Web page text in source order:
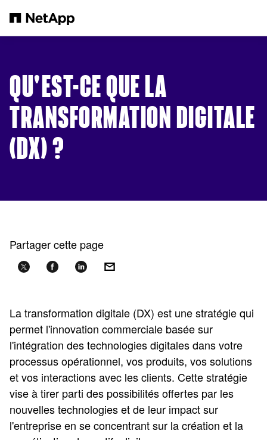
QU'EST-CE QUE LA
TRANSFORMATION DIGITALE
(DX) ?
Partager cette page
La transformation digitale (DX) est une stratégie qui
permet l'innovation commerciale basée sur
l'intégration des technologies digitales dans votre
processus opérationnel, vos produits, vos solutions
et vos interactions avec les clients. Cette stratégie
vise à tirer parti des possibilités offertes par les
nouvelles technologies et de leur impact sur
l'entreprise en se concentrant sur la création et la